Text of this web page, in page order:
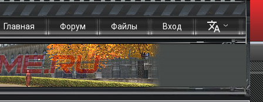
Главная Форум Файлы Вход